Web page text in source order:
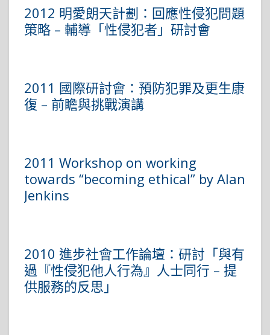
2012 明愛朗天計劃：回應性侵犯問題
策略 – 輔導「性侵犯者」研討會
2011 國際研討會：預防犯罪及更生康
復 – 前瞻與挑戰演講
2011 Workshop on working
towards “becoming ethical” by Alan
Jenkins
2010 進步社會工作論壇：研討「與有
過『性侵犯他人行為』人士同行 – 提
供服務的反思」